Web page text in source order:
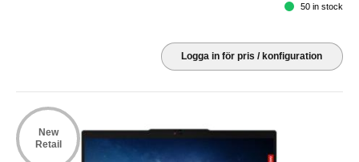
50 in stock
Logga in för pris / konfiguration
New
Retail